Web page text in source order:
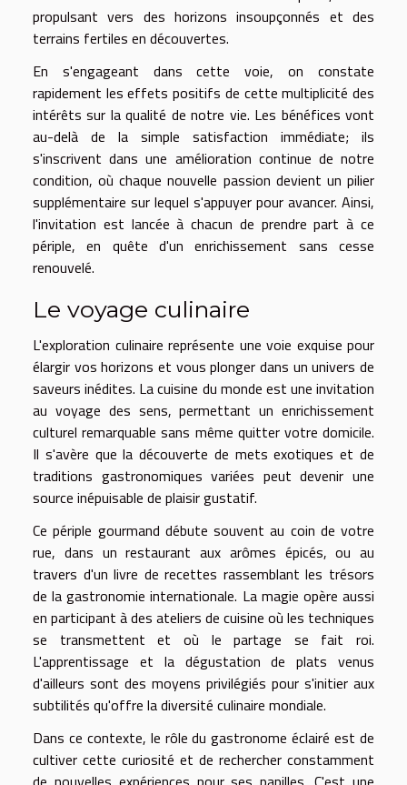
propulsant vers des horizons insoupçonnés et des
terrains fertiles en découvertes.
En s'engageant dans cette voie, on constate
rapidement les effets positifs de cette multiplicité des
intérêts sur la qualité de notre vie. Les bénéfices vont
au-delà de la simple satisfaction immédiate; ils
s'inscrivent dans une amélioration continue de notre
condition, où chaque nouvelle passion devient un pilier
supplémentaire sur lequel s'appuyer pour avancer. Ainsi,
l'invitation est lancée à chacun de prendre part à ce
périple, en quête d'un enrichissement sans cesse
renouvelé.
Le voyage culinaire
L'exploration culinaire représente une voie exquise pour
élargir vos horizons et vous plonger dans un univers de
saveurs inédites. La cuisine du monde est une invitation
au voyage des sens, permettant un enrichissement
culturel remarquable sans même quitter votre domicile.
Il s'avère que la découverte de mets exotiques et de
traditions gastronomiques variées peut devenir une
source inépuisable de plaisir gustatif.
Ce périple gourmand débute souvent au coin de votre
rue, dans un restaurant aux arômes épicés, ou au
travers d'un livre de recettes rassemblant les trésors
de la gastronomie internationale. La magie opère aussi
en participant à des ateliers de cuisine où les techniques
se transmettent et où le partage se fait roi.
L'apprentissage et la dégustation de plats venus
d'ailleurs sont des moyens privilégiés pour s'initier aux
subtilités qu'offre la diversité culinaire mondiale.
Dans ce contexte, le rôle du gastronome éclairé est de
cultiver cette curiosité et de rechercher constamment